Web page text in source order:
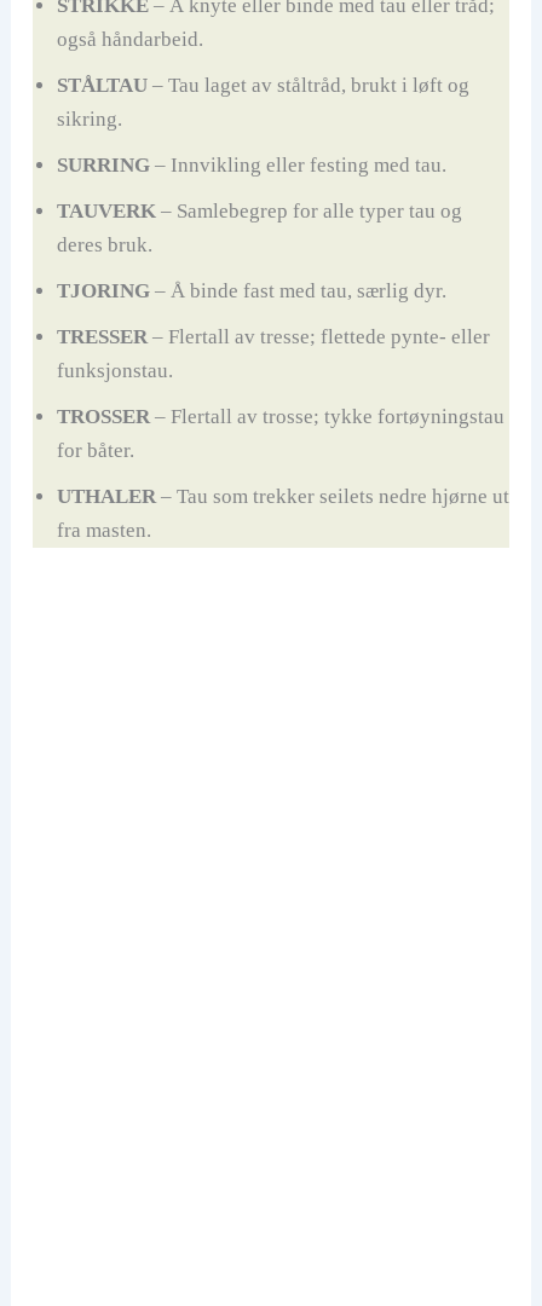
STRIKKE– Å knyte eller binde med tau eller tråd;
også håndarbeid.
STÅLTAU– Tau laget av ståltråd, brukt i løft og
sikring.
SURRING– Innvikling eller festing med tau.
TAUVERK– Samlebegrep for alle typer tau og
deres bruk.
TJORING– Å binde fast med tau, særlig dyr.
TRESSER– Flertall av tresse; flettede pynte- eller
funksjonstau.
TROSSER– Flertall av trosse; tykke fortøyningstau
for båter.
UTHALER– Tau som trekker seilets nedre hjørne ut
fra masten.